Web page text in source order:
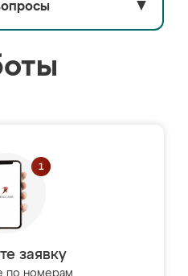
▼
заявку
по номерам